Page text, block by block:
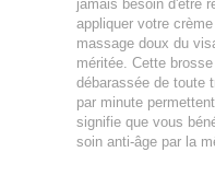
jamais besoin d'être
appliquer votre
massage doux du
méritée. Cette
débarassée de toute
par minute
signifie que vous
soin anti-âge par la